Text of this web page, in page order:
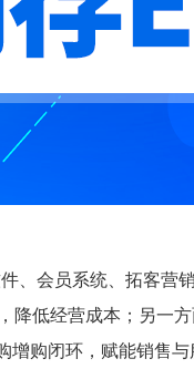
、会员系统、拓客营
降低经营成本；另一
增购闭环，赋能销售